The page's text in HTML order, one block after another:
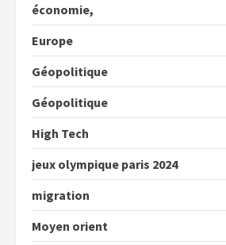
économie,
Europe
Géopolitique
Géopolitique
High Tech
jeux olympique paris 2024
migration
Moyen orient